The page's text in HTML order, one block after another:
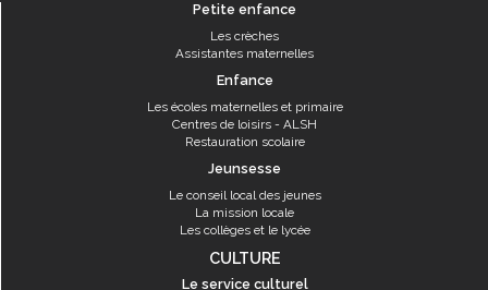
Petite enfance
Les crèches
Assistantes maternelles
Enfance
Les écoles maternelles et primaire
Centres de loisirs - ALSH
Restauration scolaire
Jeunsesse
Le conseil local des jeunes
La mission locale
Les collèges et le lycée
CULTURE
Le service culturel